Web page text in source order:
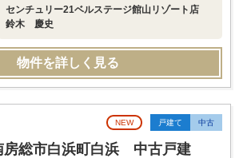
センチュリー21ベルステージ館山リゾート店
鈴木 慶史
物件を詳しく見る
NEW 戸建て 中古
総市白浜町白浜 中古戸建